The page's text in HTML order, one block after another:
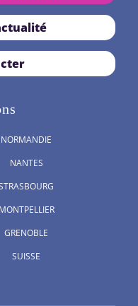
NORMANDIE
NANTES
MONTPELLIER
GRENOBLE
SUISSE